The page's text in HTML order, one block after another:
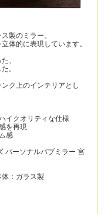
製のミラー。
体的に表現しています。
、
。
ク上のインテリアとし
イクオリティな仕様
を再現
感
パーソナルバブミラー 宮
：ガラス製